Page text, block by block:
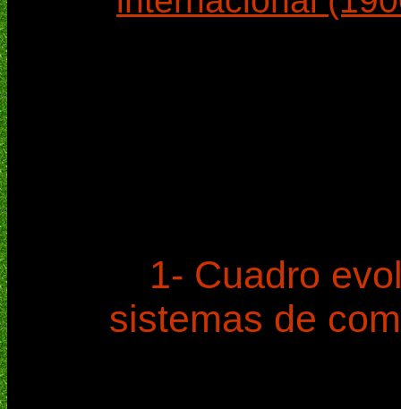
1- Cuadro
sistemas de